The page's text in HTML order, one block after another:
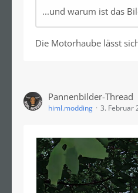
...und warum ist das
Die Motorhaube lässt
Pannenbilder-Thread
himl.modding 3. Februar